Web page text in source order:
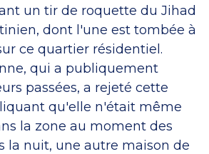
un tir de roquette du Jihad
dont l'une est tombée à
ce quartier résidentiel.
qui a publiquement
passées, a rejeté cette
qu'elle n'était même
la zone au moment des
la nuit, une autre maison de